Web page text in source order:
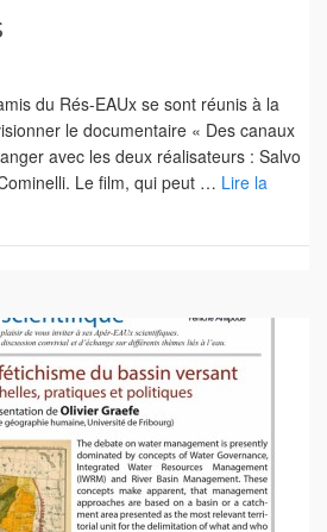
du Rés-EAUx se sont réunis à la
le documentaire « Des canaux
avec les deux réalisateurs : Salvo
Le film, qui peut … Lire la